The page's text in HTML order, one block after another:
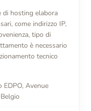
di hosting elabora
come indirizzo IP,
tipo di
è necessario
tecnico
EDPO, Avenue